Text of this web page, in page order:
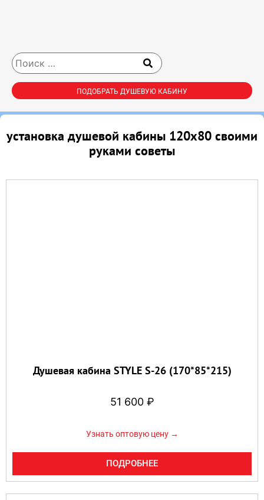
ПОДОБРАТЬ ДУШЕВУЮ КАБИНУ
установка душевой кабины 120х80 своими
руками советы
Душевая кабина STYLE S-26 (170*85*215)
51 600 ₽
Узнать оптовую цену →
ПОДРОБНЕЕ